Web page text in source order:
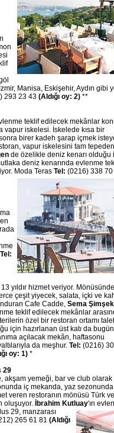
Manisa, Eskişehir, Aydın gibi
293 23 43 (Aldığı oy: 2) **
teklif edilecek mekânlar
vapur iskelesi. İskelede kısa bir
birer kadeh şarap içmek
vapur iskelesini tam
de özelikle deniz kenarı olduğu
deniz kenarında evlenme
Moda Teras Tel: (0216) 338
Tel:
yıldır hizmet veriyor. Mönüsünde
çeşit yiyecek, salata, içki ve
Cafe Cadde, Sema Şimşek
teklif edilecek mekânlar
özel bir restoran ortamı
için hazırlanan üst katı da bugün
açılacak mekân, haftasonu
da meşhur. Tel: (0216)
oy: 1) *
29
akşam yemeği, bar ve club olarak
iç mekanda, yaz
veren restoranın mönüsü Türk ve
oluşuyor. İbrahim Kutluay'ın
29, manzarası
265 61 81 (Aldığı